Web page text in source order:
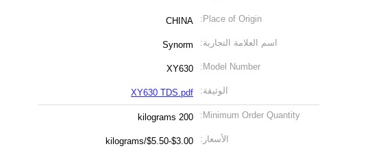
Place of Origin:
CHINA
اسم العلامة التجارية: Synorm
Model Number:
XY630
الوثيقة: XY630 TDS.pdf
Minimum Order Quantity:
200 kilograms
الأسعار: $3.00-$5.50/kilograms